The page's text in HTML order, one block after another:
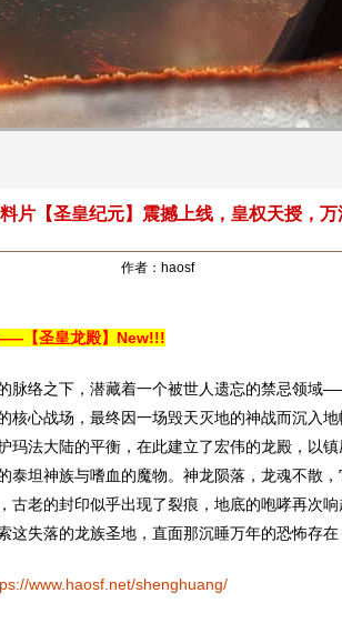
片【圣皇纪元】震撼上线，皇权天授，万
作者：haosf
【圣皇龙殿】New!!!
络之下，潜藏着一个被世人遗忘的禁忌领域
核心战场，最终因一场毁天灭地的神战而沉入
玛法大陆的平衡，在此建立了宏伟的龙殿，以
泰坦神族与嗜血的魔物。神龙陨落，龙魂不散
古老的封印似乎出现了裂痕，地底的咆哮再次
这失落的龙族圣地，直面那沉睡万年的恐怖存在
www.haosf.net/shenghuang/